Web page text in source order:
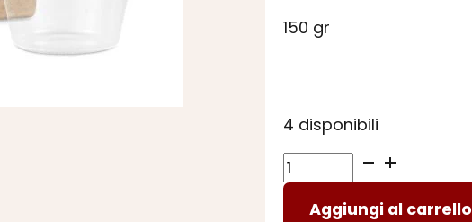
150 gr
4 disponibili
ZUCCHERINI
SPIRITOSI
Aggiungi al carrello